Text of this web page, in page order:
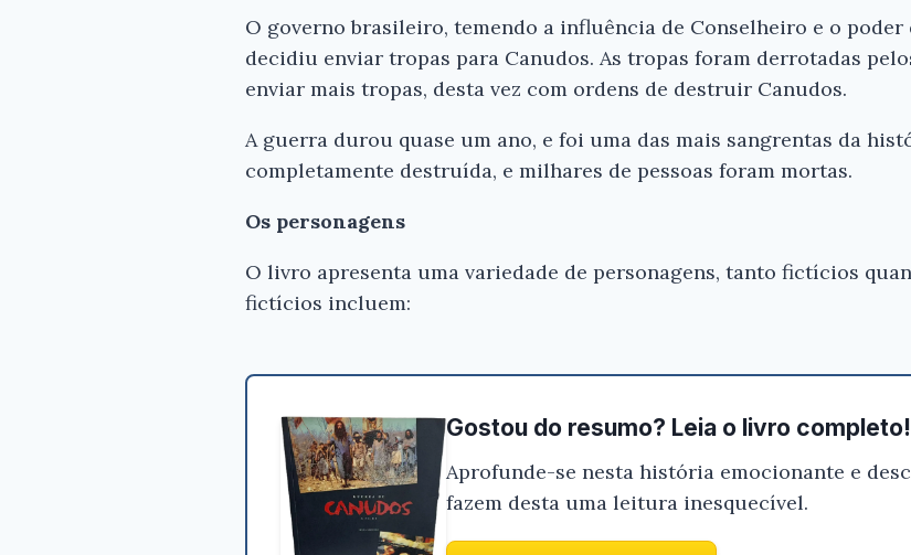
O governo brasileiro, temendo a influência de Conselheiro e o poder
decidiu enviar tropas para Canudos. As tropas foram derrotadas
enviar mais tropas, desta vez com ordens de destruir Canudos.
A guerra durou quase um ano, e foi uma das mais sangrentas da
completamente destruída, e milhares de pessoas foram mortas.
Os personagens
O livro apresenta uma variedade de personagens, tanto fictícios
fictícios incluem:
Gostou do resumo? Leia o livro completo!
Aprofunde-se nesta história emocionante e
fazem desta uma leitura inesquecível.
Ei, Leitor!
que você tenha certeza de que
antes de comprar.
Conferir na